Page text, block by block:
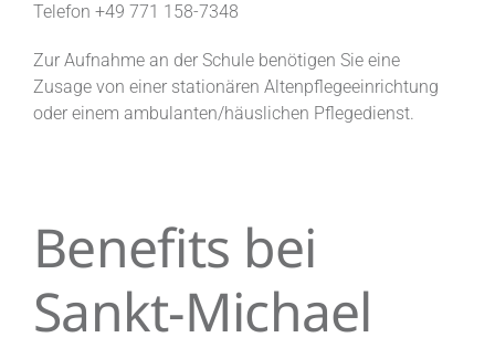
Telefon +49 771 158-7348
Zur Aufnahme an der Schule benötigen Sie eine
Zusage von einer stationären Altenpflegeeinrichtung
oder einem ambulanten/häuslichen Pflegedienst.
Benefits bei
Sankt-Michael